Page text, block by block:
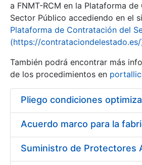
Erakutsi/Ezkutatu
a FNMT-RCM en la Plataforma
Sector Público accediendo en el
Plataforma de Contratación del
(https://contrataciondelestado.es/
También podrá encontrar más
de los procedimientos en